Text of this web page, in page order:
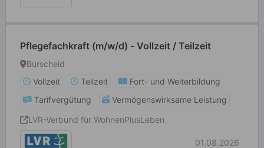
Pflegefachkraft (m/w/d) - Vollzeit / Teilzeit
Burscheid
Vollzeit
Teilzeit
Fort- und Weiterbildung
Tarifvergütung
Vermögenswirksame Leistung
LVR-Verbund für WohnenPlusLeben
01.08.2026